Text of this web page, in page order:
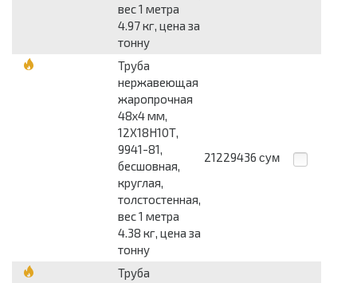
вес 1 метра
4.97 кг, цена за
тонну
Труба
нержавеющая
жаропрочная
48x4 мм,
12Х18Н10Т,
9941-81,
бесшовная,
круглая,
толстостенная,
вес 1 метра
4.38 кг, цена за
тонну
21229436 сум
Труба